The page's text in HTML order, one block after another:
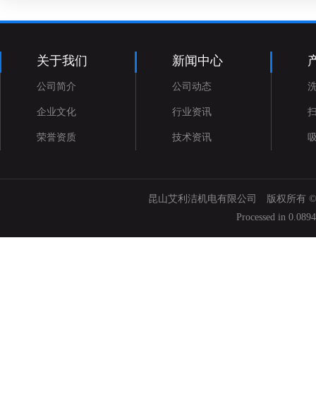
关于我们
公司简介
企业文化
荣誉资质
新闻中心
公司动态
行业资讯
技术资讯
昆山艾利洁机电有限公司 版权所有
Processed in